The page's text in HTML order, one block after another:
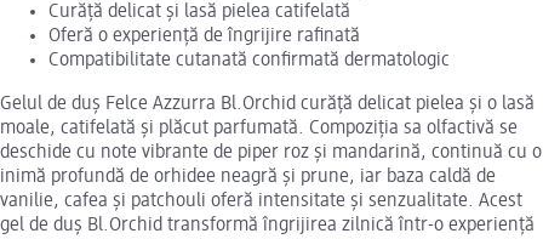
Curăță delicat și lasă pielea catifelată
Oferă o experiență de îngrijire rafinată
Compatibilitate cutanată confirmată dermatologic
Gelul de duș Felce Azzurra Bl.Orchid curăță delicat pielea și o lasă
moale, catifelată și plăcut parfumată. Compoziția sa olfactivă se
deschide cu note vibrante de piper roz și mandarină, continuă cu o
inimă profundă de orhidee neagră și prune, iar baza caldă de
vanilie, cafea și patchouli oferă intensitate și senzualitate. Acest
gel de duș Bl.Orchid transformă îngrijirea zilnică într-o experiență